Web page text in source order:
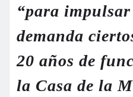
“para
demanda
20 años de
la Casa de la